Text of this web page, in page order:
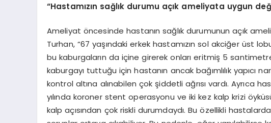
“Hastamızın sağlık durumu açık ameliyata uygun
Ameliyat öncesinde hastanın sağlık durumunun açık
Turhan, “67 yaşındaki erkek hastamızın sol akciğer üst
bu kaburgaların da içine girerek onları eritmiş 5
kaburgayı tuttuğu için hastanın ancak bağımlılık yapıcı
kontrol altına alınabilen çok şiddetli ağrısı vardı. Ayrıca
yılında koroner stent operasyonu ve iki kez kalp krizi
kalp açısından çok riskli durumdaydı. Bu özellikli